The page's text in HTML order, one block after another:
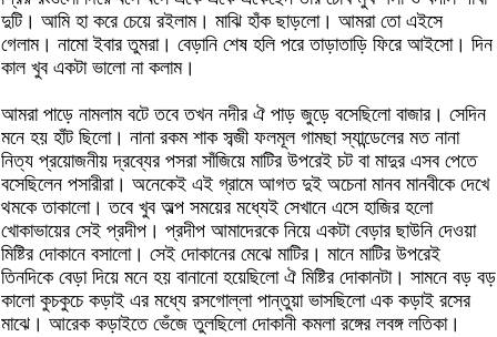
দুটি। আমি হা করে চেয়ে রইলাম। মাঝি হাঁক ছাড়লো। আমরা তো এইসে
গেলাম। নামো ইবার তুমরা। বেড়ানি শেষ হলি পরে তাড়াতাড়ি ফিরে আইসো। দিন
কাল খুব একটা ভালো না কলাম।
আমরা পাড়ে নামলাম বটে তবে তখন নদীর ঐ পাড় জুড়ে বসেছিলো বাজার। সেদিন
মনে হয় হাঁট ছিলো। নানা রকম শাক সব্জী ফলমূল গামছা স্যান্ডেলের মত নানা
নিত্য প্রয়োজনীয় দ্রব্যের পসরা সাঁজিয়ে মাটির উপরেই চট বা মাদুর এসব পেতে
বসেছিলেন পসারীরা। অনেকেই এই গ্রামে আগত দুই অচেনা মানব মানবীকে দেখে
থমকে তাকালো। তবে খুব অল্প সময়ের মধ্যেই সেখানে এসে হাজির হলো
খোকাভায়ের সেই প্রদীপ। প্রদীপ আমাদেরকে নিয়ে একটা বেড়ার ছাউনি দেওয়া
মিষ্টির দোকানে বসালো। সেই দোকানের মেঝে মাটির। মানে মাটির উপরেই
তিনদিকে বেড়া দিয়ে মনে হয় বানানো হয়েছিলো ঐ মিষ্টির দোকানটা। সামনে বড় বড়
কালো কুচকুচে কড়াই এর মধ্যে রসগোল্লা পান্তুয়া ভাসছিলো এক কড়াই রসের
মাঝে। আরেক কড়াইতে ভেঁজে তুলছিলো দোকানী কমলা রঙ্গের লবঙ্গ লতিকা।